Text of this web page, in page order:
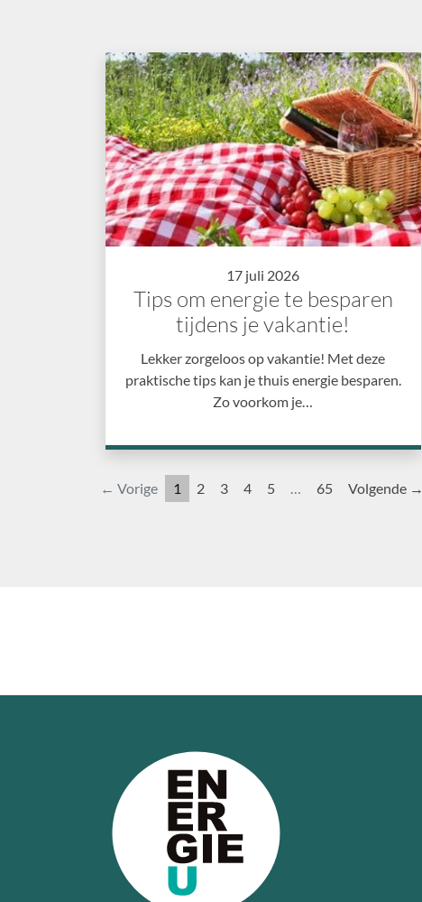
17 juli 2026
Tips om energie te besparen
tijdens je vakantie!
Lekker zorgeloos op vakantie! Met deze
praktische tips kan je thuis energie besparen.
Zo voorkom je…
← Vorige 1 2 3 4 5 … 65 Volgende →